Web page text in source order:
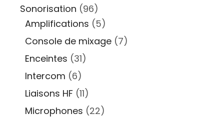
Sonorisation (96)
Amplifications (5)
Console de mixage (7)
Enceintes (31)
Intercom (6)
Liaisons HF (11)
Microphones (22)